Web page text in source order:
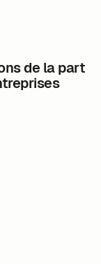
de la part